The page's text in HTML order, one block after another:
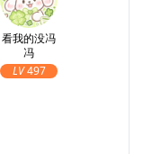
看我的没冯
冯
LV497